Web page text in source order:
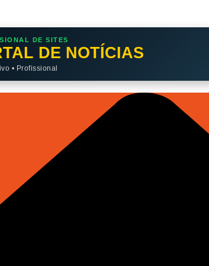
DE SITES
DE NOTÍCIAS
• Profissional